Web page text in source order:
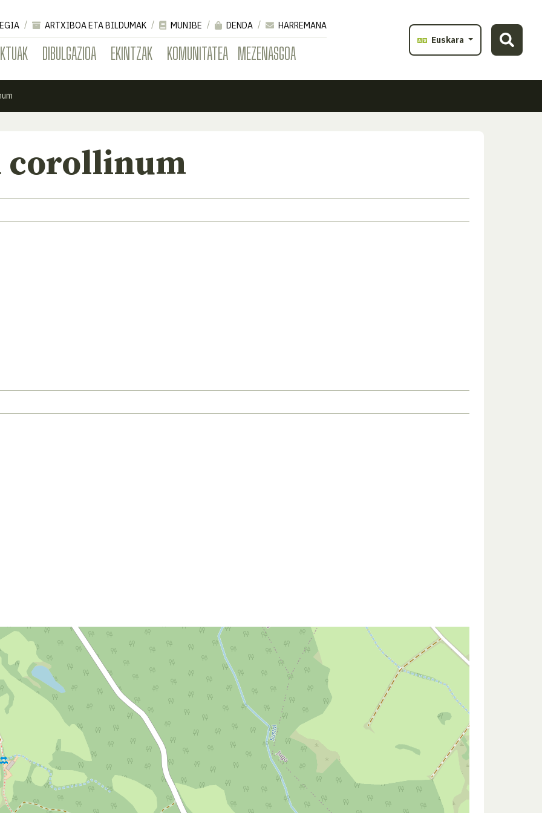
DIBULGAZIOA EKINTZAK KOMUNITATEA MEZENASGOA
ARTXIBOA ETA BILDUMAK MUNIBE DENDA
HARREMANA
Euskara
corollinum